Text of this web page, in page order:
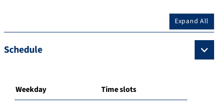
Expand All
Schedule
Weekday Time slots